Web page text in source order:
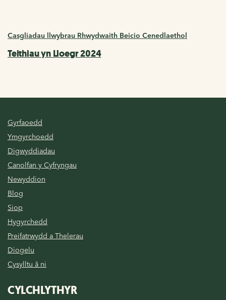
Casgliadau llwybrau Rhwydwaith Beicio Cenedlaethol
Teithiau yn Lloegr 2024
Gyrfaoedd
Ymgyrchoedd
Digwyddiadau
Canolfan y Cyfryngau
Newyddion
Blog
Siop
Hygyrchedd
Preifatrwydd a Thelerau
Diogelu
Cysylltu â ni
CYLCHLYTHYR